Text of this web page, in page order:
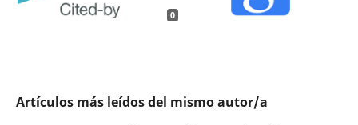
0
Artículos más leídos del mismo autor/a